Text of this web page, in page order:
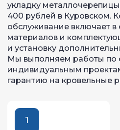
укладку
400 рублей в Куровском.
обслуживание включает в
материалов и
и установку
Мы выполняем работы по
индивидуальным
гарантию на кровельные
1